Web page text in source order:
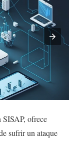
ofrece
sufrir un ataque